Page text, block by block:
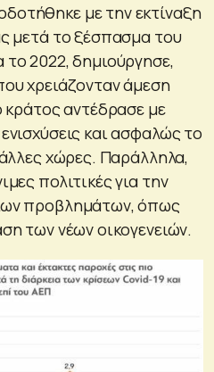
με την εκτίναξη
μετά το ξέσπασμα του
2022, δημιούργησε,
χρειάζονταν άμεση
κράτος αντέδρασε με
και ασφαλώς το
χώρες. Παράλληλα,
πολιτικές για την
προβλημάτων, όπως
των νέων οικογενειών.